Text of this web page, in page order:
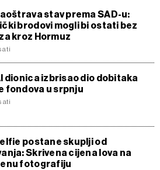
stav prema SAD-u:
brodovi mogli bi ostati bez
kroz Hormuz
dionica izbrisao dio dobitaka
fondova u srpnju
postane skuplji od
Skrivena cijena lova na
fotografiju